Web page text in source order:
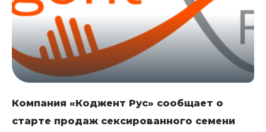
Компания «Коджент Рус» сообщает о
старте продаж сексированного семени